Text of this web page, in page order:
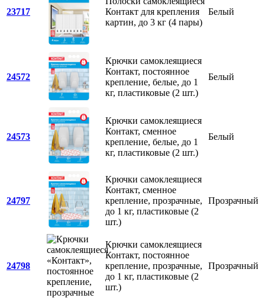
23717
Контакт для крепления
картин, до 3 кг (4 пары)
Белый
24572
Крючки самоклеящиеся
Контакт, постоянное
крепление, белые, до 1
кг, пластиковые (2 шт.)
Белый
24573
Крючки самоклеящиеся
Контакт, сменное
крепление, белые, до 1
кг, пластиковые (2 шт.)
Белый
24797
Крючки самоклеящиеся
Контакт, сменное
крепление, прозрачные,
до 1 кг, пластиковые (2
шт.)
Прозрачный
24798
Крючки самоклеящиеся
Контакт, постоянное
крепление, прозрачные,
до 1 кг, пластиковые (2
шт.)
Прозрачный